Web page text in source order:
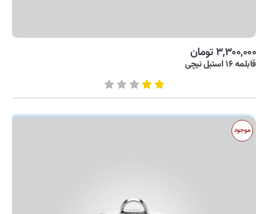
۳,۳۰۰,۰۰۰ تومان
قابلمه ۱۶ استیل نیچی
موجود